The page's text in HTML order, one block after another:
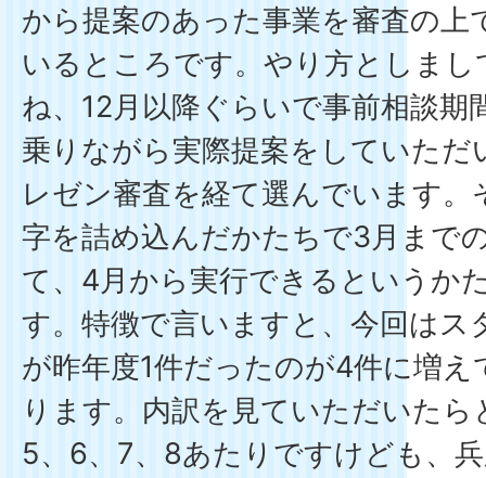
から提案のあった事業を審査の
いるところです。やり方としま
ね、12月以降ぐらいで事前相談期
乗りながら実際提案をしていただ
レゼン審査を経て選んでいます
字を詰め込んだかたちで3月まで
て、4月から実行できるというか
す。特徴で言いますと、今回はス
が昨年度1件だったのが4件に増
ります。内訳を見ていただいた
5、6、7、8あたりですけども、